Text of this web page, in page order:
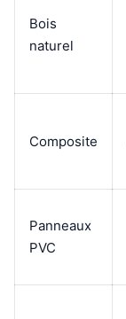
Bois
naturel
Composite
Panneaux
PVC